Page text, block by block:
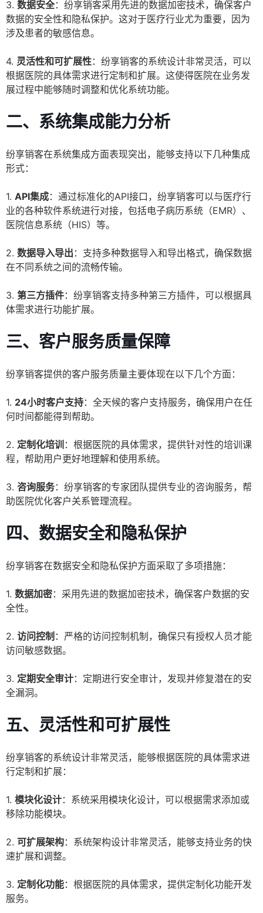
3. 数据安全：纷享销客采用先进的数据加密技术，确保客户
数据的安全性和隐私保护。这对于医疗行业尤为重要，因为
涉及患者的敏感信息。
4. 灵活性和可扩展性：纷享销客的系统设计非常灵活，可以
根据医院的具体需求进行定制和扩展。这使得医院在业务发
展过程中能够随时调整和优化系统功能。
二、系统集成能力分析
纷享销客在系统集成方面表现突出，能够支持以下几种集成
形式：
1. API集成：通过标准化的API接口，纷享销客可以与医疗行
业的各种软件系统进行对接，包括电子病历系统（EMR）、
医院信息系统（HIS）等。
2. 数据导入导出 ：支持多种数据导入和导出格式，确保数据
在不同系统之间的流畅传输。
3. 第三方插件：纷享销客支持多种第三方插件，可以根据具
体需求进行功能扩展。
三、客户服务质量保障
纷享销客提供的客户服务质量主要体现在以下几个方面：
1. 24小时客户支持：全天候的客户支持服务，确保用户在任
何时间都能得到帮助。
2. 定制化培训 ：根据医院的具体需求，提供针对性的培训课
程，帮助用户更好地理解和使用系统。
3. 咨询服务：纷享销客的专家团队提供专业的咨询服务，帮
助医院优化客户关系管理流程。
四、数据安全和隐私保护
纷享销客在数据安全和隐私保护方面采取了多项措施：
1. 数据加密：采用先进的数据加密技术，确保客户数据的安
全性。
2. 访问控制 ：严格的访问控制机制，确保只有授权人员才能
访问敏感数据。
3. 定期安全审计：定期进行安全审计，发现并修复潜在的安
全漏洞。
五、灵活性和可扩展性
纷享销客的系统设计非常灵活，能够根据医院的具体需求进
行定制和扩展：
1. 模块化设计：系统采用模块化设计，可以根据需求添加或
移除功能模块。
2. 可扩展架构：系统架构设计非常灵活，能够支持业务的快
速扩展和调整。
3. 定制化功能：根据医院的具体需求，提供定制化功能开发
服务。